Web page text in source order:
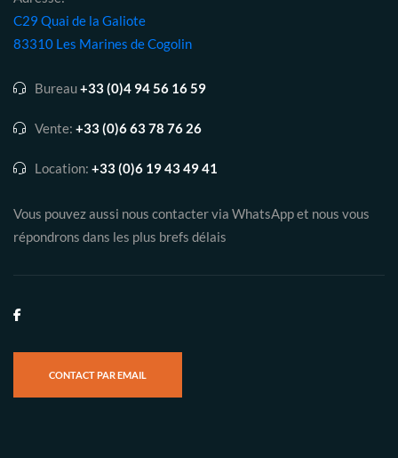
C29 Quai de la Galiote
83310 Les Marines de Cogolin
Bureau+33 (0)4 94 56 16 59
Vente: +33 (0)6 63 78 76 26
Location: +33 (0)6 19 43 49 41
Vous pouvez aussi nous contacter via WhatsApp et nous vous
répondrons dans les plus brefs délais
CONTACT PAR EMAIL